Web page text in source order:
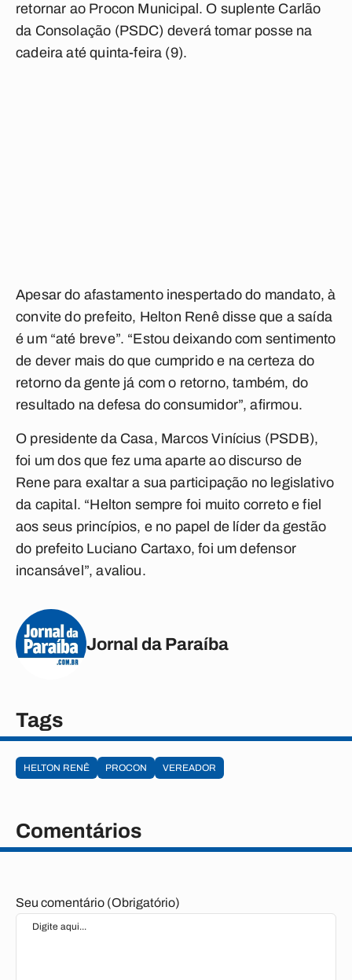
retornar ao Procon Municipal. O suplente Carlão
da Consolação (PSDC) deverá tomar posse na
cadeira até quinta-feira (9).
Apesar do afastamento inespertado do mandato, à
convite do prefeito, Helton Renê disse que a saída
é um “até breve”. “Estou deixando com sentimento
de dever mais do que cumprido e na certeza do
retorno da gente já com o retorno, também, do
resultado na defesa do consumidor”, afirmou.
O presidente da Casa, Marcos Vinícius (PSDB),
foi um dos que fez uma aparte ao discurso de
Rene para exaltar a sua participação no legislativo
da capital. “Helton sempre foi muito correto e fiel
aos seus princípios, e no papel de líder da gestão
do prefeito Luciano Cartaxo, foi um defensor
incansável”, avaliou.
Jornal da Paraíba
Tags
HELTON RENÊ PROCON VEREADOR
Comentários
Seu comentário (Obrigatório)